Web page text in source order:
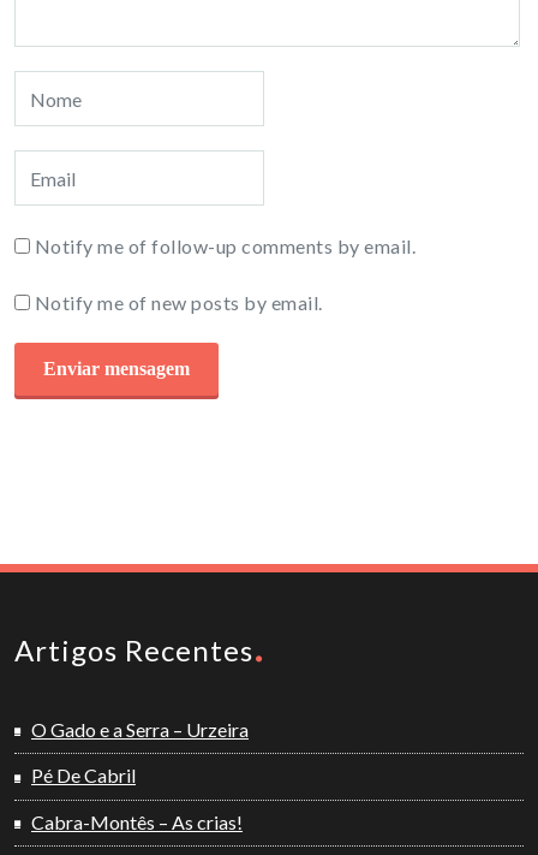
Notify me of follow-up comments by email.
Notify me of new posts by email.
Artigos Recentes
O Gado e a Serra – Urzeira
Pé De Cabril
Cabra-Montês – As crias!